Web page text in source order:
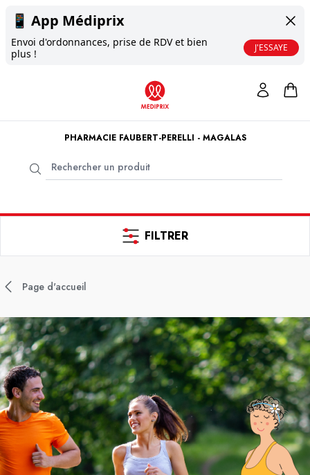
📱 App Médiprix
Envoi d'ordonnances, prise de RDV et bien
plus !
J'ESSAYE
PHARMACIE FAUBERT-PERELLI - MAGALAS
FILTRER
Page d'accueil